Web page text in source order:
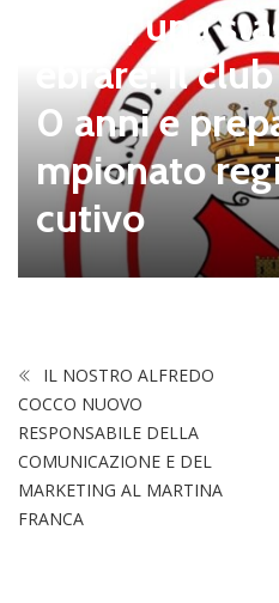
Tolfa, una
ebrare: il
0 anni e
mpionato
cutivo
IL NOSTRO ALFREDO
COCCO NUOVO
RESPONSABILE DELLA
COMUNICAZIONE E DEL
MARKETING AL MARTINA
FRANCA